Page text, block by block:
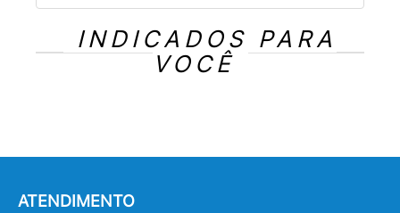
INDICADOS PARA
VOCÊ
ATENDIMENTO